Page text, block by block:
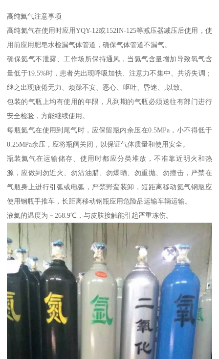
高纯氦气注意事项
高纯氦气在使用时应用YQY-12或152IN-125等减压器减压后使用，使
用前应用肥皂水检漏气体管道，确保气体管道不漏气。
确保氦气不泄露、工作场所保持通风，当氦气含量增加导致氧气含
量低于19.5%时，患者先出现呼吸加快、注意力不集中、共济失调；
继之出现疲倦无力、烦躁不安、恶心、呕吐、昏迷、,以致。
包装的气瓶上均有使用的年限，凡到期的气瓶必须送往有部门进行
安全检验，方能继续使用。
每瓶氦气在使用到尾气时，应保留瓶内余压在0.5MPa，小不得低于
0.25MPa余压，应将瓶阀关闭，以保证气体质量和使用安全。
瓶装氦气在运输储存、使用时都应分类堆放，不准靠近明火和热
源，应做到勿近火、勿沾油腊、勿爆晒、勿重抛、勿撞击，严禁在
气瓶身上进行引弧或电弧，严禁野蛮装卸，短距离移动氦气钢瓶应
使用钢瓶手推车，长距离移动钢瓶应用危险品运输车辆运输。
液氦的温度为－268.9℃，与皮肤接触能引起严重冻伤。